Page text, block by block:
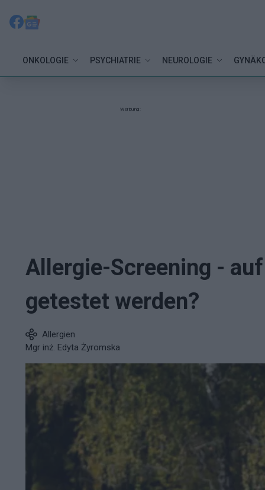
ONKOLOGIE PSYCHIATRIE NEUROLOGIE
Werbung:
Allergie-Screening -
getestet werden?
Allergien
Mgr inż. Edyta Żyromska